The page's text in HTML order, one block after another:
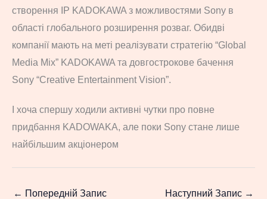
створення IP KADOKAWA з можливостями Sony в
області глобального розширення розваг. Обидві
компанії мають на меті реалізувати стратегію “Global
Media Mix” KADOKAWA та довгострокове бачення
Sony “Creative Entertainment Vision”.
І хоча спершу ходили активні чутки про повне
придбання KADOWAKA, але поки Sony стане лише
найбільшим акціонером
← Попередній Запис Наступний Запис →